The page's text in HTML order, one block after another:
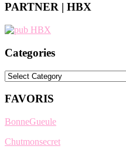
PARTNER | HBX
Categories
Categories
FAVORIS
BonneGueule
Chutmonsecret